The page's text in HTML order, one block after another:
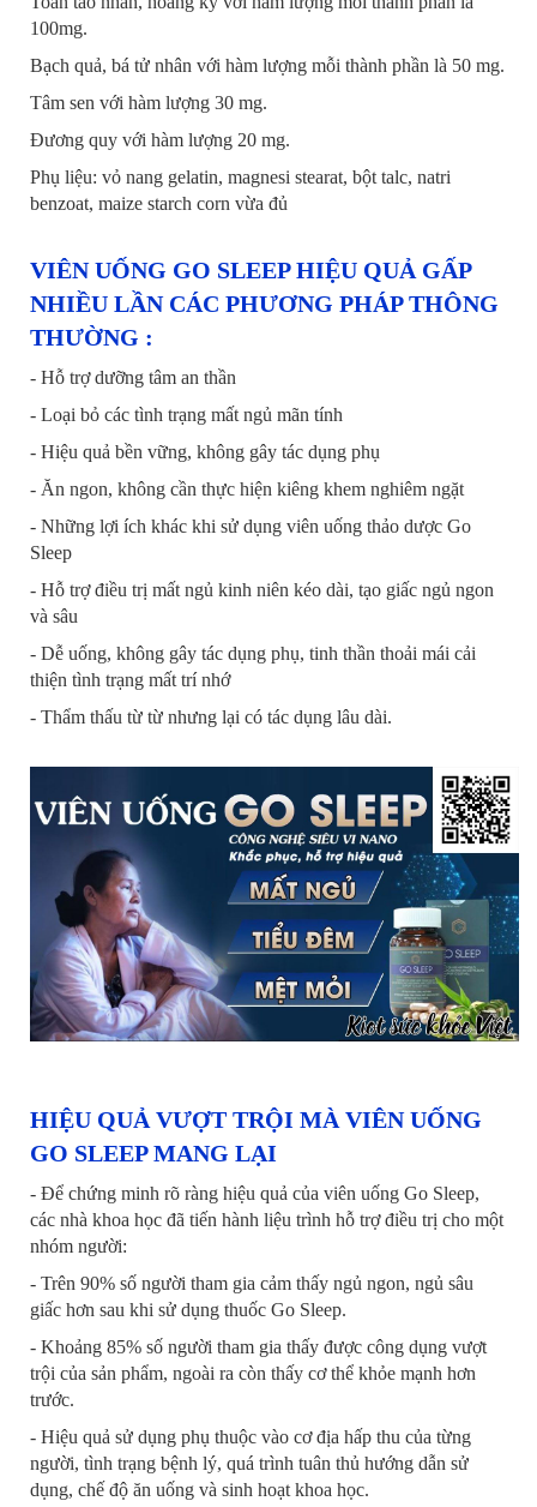
100mg.
Bạch quả, bá tử nhân với hàm lượng mỗi thành phần là 50 mg.
Tâm sen với hàm lượng 30 mg.
Đương quy với hàm lượng 20 mg.
Phụ liệu: vỏ nang gelatin, magnesi stearat, bột talc, natri
benzoat, maize starch corn vừa đủ
VIÊN UỐNG GO SLEEP HIỆU QUẢ GẤP
NHIỀU LẦN CÁC PHƯƠNG PHÁP THÔNG
THƯỜNG :
- Hỗ trợ dưỡng tâm an thần
- Loại bỏ các tình trạng mất ngủ mãn tính
- Hiệu quả bền vững, không gây tác dụng phụ
- Ăn ngon, không cần thực hiện kiêng khem nghiêm ngặt
- Những lợi ích khác khi sử dụng viên uống thảo dược Go
Sleep
- Hỗ trợ điều trị mất ngủ kinh niên kéo dài, tạo giấc ngủ ngon
và sâu
- Dễ uống, không gây tác dụng phụ, tinh thần thoải mái cải
thiện tình trạng mất trí nhớ
- Thẩm thấu từ từ nhưng lại có tác dụng lâu dài.
HIỆU QUẢ VƯỢT TRỘI MÀ VIÊN UỐNG
GO SLEEP MANG LẠI
- Để chứng minh rõ ràng hiệu quả của viên uống Go Sleep,
các nhà khoa học đã tiến hành liệu trình hỗ trợ điều trị cho một
nhóm người:
- Trên 90% số người tham gia cảm thấy ngủ ngon, ngủ sâu
giấc hơn sau khi sử dụng thuốc Go Sleep.
- Khoảng 85% số người tham gia thấy được công dụng vượt
trội của sản phẩm, ngoài ra còn thấy cơ thể khỏe mạnh hơn
trước.
- Hiệu quả sử dụng phụ thuộc vào cơ địa hấp thu của từng
người, tình trạng bệnh lý, quá trình tuân thủ hướng dẫn sử
dụng, chế độ ăn uống và sinh hoạt khoa học.